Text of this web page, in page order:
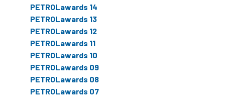
PETROLawards 14
PETROLawards 13
PETROLawards 12
PETROLawards 11
PETROLawards 10
PETROLawards 09
PETROLawards 08
PETROLawards 07